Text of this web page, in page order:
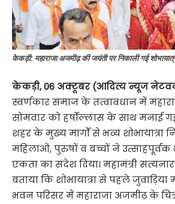
केकड़ी: महाराजा अजमीढ़ की जयंती पर निकाली गई
केकड़ी, 06 अक्टूबर (आदित्य न्यूज
स्वर्णकार समाज के तत्वावधान में
सोमवार को हर्षोल्लास के साथ मनाई
शहर के मुख्य मार्गों से भव्य शोभायात्रा
महिलाओं, पुरुषों व बच्चों ने उत्साहपूर्वक
एकता का संदेश दिया। महामंत्री
बताया कि शोभायात्रा से पहले जुवाड़िया
भवन परिसर में महाराजा अजमीढ़ के